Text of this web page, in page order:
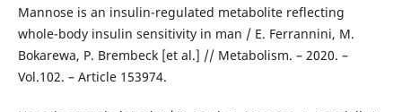
Mannose is an insulin-regulated metabolite reflecting
whole-body insulin sensitivity in man / E. Ferrannini, M.
Bokarewa, P. Brembeck [et al.] // Metabolism. – 2020. –
Vol.102. – Article 153974.